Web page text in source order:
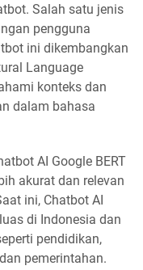
Salah satu jenis
pengguna
ini dikembangkan
Language
konteks dan
dalam bahasa
AI Google BERT
akurat dan relevan
ini, Chatbot AI
di Indonesia dan
pendidikan,
pemerintahan.